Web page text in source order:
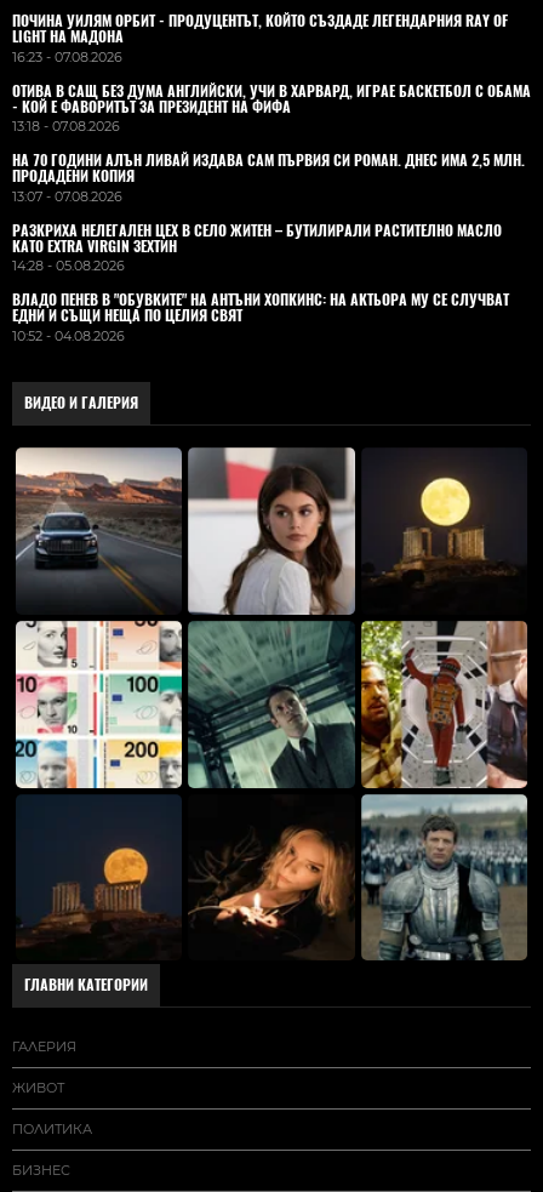
ПОЧИНА УИЛЯМ ОРБИТ - ПРОДУЦЕНТЪТ, КОЙТО СЪЗДАДЕ ЛЕГЕНДАРНИЯ RAY OF
LIGHT НА МАДОНА
16:23 - 07.08.2026
ОТИВА В САЩ БЕЗ ДУМА АНГЛИЙСКИ, УЧИ В ХАРВАРД, ИГРАЕ БАСКЕТБОЛ С ОБАМА
- КОЙ Е ФАВОРИТЪТ ЗА ПРЕЗИДЕНТ НА ФИФА
13:18 - 07.08.2026
НА 70 ГОДИНИ АЛЪН ЛИВАЙ ИЗДАВА САМ ПЪРВИЯ СИ РОМАН. ДНЕС ИМА 2,5 МЛН.
ПРОДАДЕНИ КОПИЯ
13:07 - 07.08.2026
РАЗКРИХА НЕЛЕГАЛЕН ЦЕХ В СЕЛО ЖИТЕН – БУТИЛИРАЛИ РАСТИТЕЛНО МАСЛО
КАТО EXTRA VIRGIN ЗЕХТИН
14:28 - 05.08.2026
ВЛАДO ПЕНЕВ В "ОБУВКИТЕ" НА АНТЪНИ ХОПКИНС: НА АКТЬОРА МУ СЕ СЛУЧВАТ
ЕДНИ И СЪЩИ НЕЩА ПО ЦЕЛИЯ СВЯТ
10:52 - 04.08.2026
ВИДЕО И ГАЛЕРИЯ
ГЛАВНИ КАТЕГОРИИ
ГАЛЕРИЯ
ЖИВОТ
ПОЛИТИКА
БИЗНЕС